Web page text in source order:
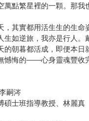
萬點繁星裡的一顆。那我
，其實都用活生生的生命
生如逆旅，我亦是行人。
的朝暮都活成，即便本日
憾悔的——心身靈魂豐收
嗣涔
碩士班指導教授、林麗真